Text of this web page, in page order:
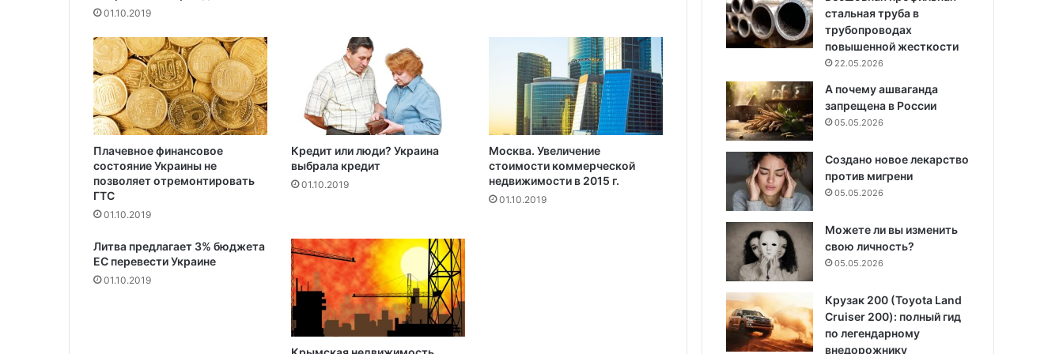
я
н
с
к
о
г
о
м
а
ф
и
о
з
и
з
К
д
н
ы
с
п
о
01.10.2019
Плачевное финансовое
состояние Украины не
позволяет отремонтировать
ГТС
01.10.2019
Кредит или люди? Украина
выбрала кредит
01.10.2019
Москва. Увеличение
стоимости коммерческой
недвижимости в 2015 г.
01.10.2019
Литва предлагает 3% бюджета
ЕС перевести Украине
01.10.2019
стальная труба в
трубопроводах
повышенной жесткости
22.05.2026
А почему ашваганда
запрещена в России
05.05.2026
Создано новое лекарство
против мигрени
05.05.2026
Можете ли вы изменить
свою личность?
05.05.2026
Крузак 200 (Toyota Land
Cruiser 200): полный гид
по легендарному
внедорожнику